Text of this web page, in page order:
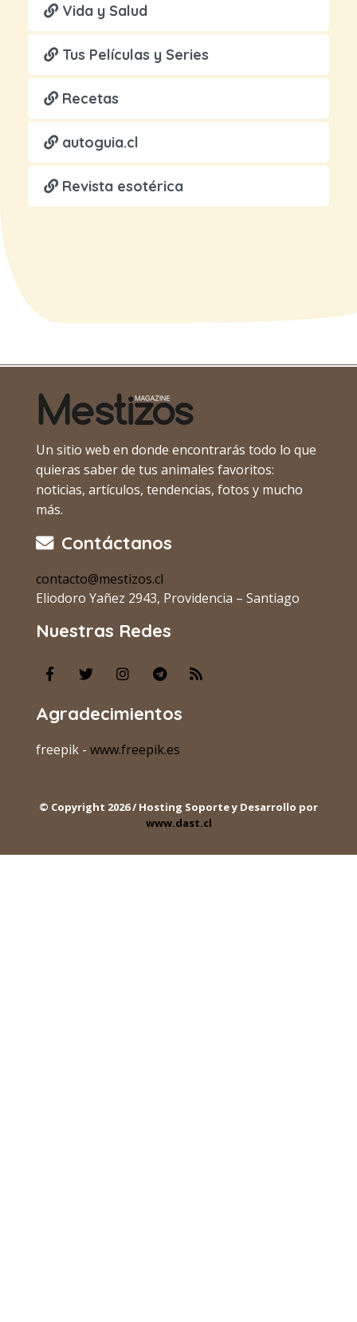
Vida y Salud
Tus Películas y Series
Recetas
autoguia.cl
Revista esotérica
Un sitio web en donde encontrarás todo lo que
quieras saber de tus animales favoritos:
noticias, artículos, tendencias, fotos y mucho
más.
Contáctanos
contacto@mestizos.cl
Eliodoro Yañez 2943, Providencia – Santiago
Nuestras Redes
Agradecimientos
freepik - www.freepik.es
© Copyright 2026 / Hosting Soporte y Desarrollo por
www.dast.cl